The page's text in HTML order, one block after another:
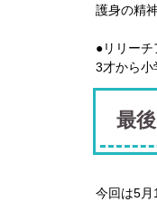
護身の精
●リリーチ
3才から小
最
今回は5月